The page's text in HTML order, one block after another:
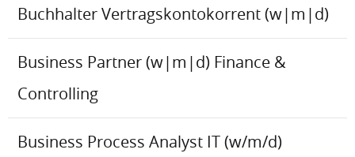
Buchhalter Vertragskontokorrent (w|m|d)
Business Partner (w|m|d) Finance &
Controlling
Business Process Analyst IT (w/m/d)